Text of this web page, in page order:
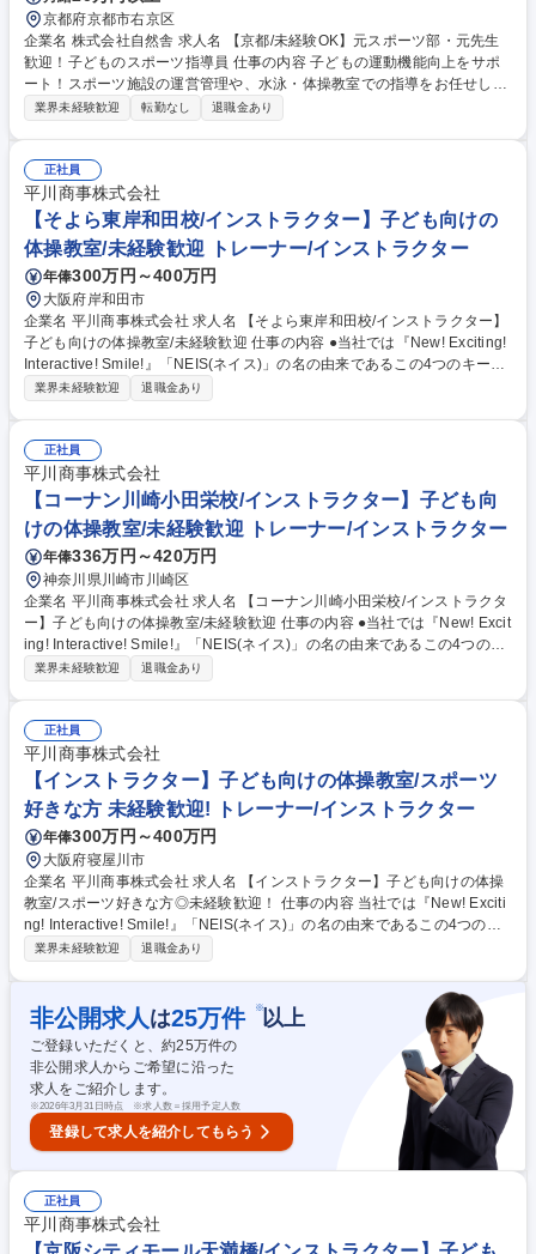
京都府京都市右京区
企業名 株式会社自然舎 求人名 【京都/未経験OK】元スポーツ部・元先生
歓迎！子どものスポーツ指導員 仕事の内容 子どもの運動機能向上をサポ
ート！スポーツ施設の運営管理や、水泳・体操教室での指導をお任せしま
す。体を動かしながら、子ども達の「できた！」を一緒に喜ぶ、やりがい
体操教室（マット・跳び箱・鉄棒）で、見本を見せたり、安全に技ができ
るよう補助も行います。一日中、体を動かすアクティブな業務です。 【業
務内容変更の範囲】なし 募集職種 【京都/未経験OK】元スポーツ部・元先
生歓迎！子どものスポーツ指導員
業界未経験歓迎 転勤なし 退職金あり
正社員
平川商事株式会社
【そよら東岸和田校/インストラクター】子ども向けの
体操教室/未経験歓迎 トレーナー/インストラクター
年俸300万円～400万円
大阪府岸和田市
企業名 平川商事株式会社 求人名 【そよら東岸和田校/インストラクター】
子ども向けの体操教室/未経験歓迎 仕事の内容 ●当社では『New! Exciting!
Interactive! Smile!』「NEIS(ネイス)」の名の由来であるこの4つのキーワ
ードを合言葉に、心と体の健康作りのお手伝いをしております。 【具体的
ンとした体操教室で、指導から教室運営まで幅広く活躍することができま
す。ネイス本部の研修プログラムがあるので、未経験の方でも無理なく業
務が覚えられる環境です。 募集職種 【そよら東岸和田校/インストラクタ
ー】子ども向けの体操教室/未経験歓迎
業界未経験歓迎 退職金あり
正社員
平川商事株式会社
【コーナン川崎小田栄校/インストラクター】子ども向
けの体操教室/未経験歓迎 トレーナー/インストラクター
年俸336万円～420万円
神奈川県川崎市川崎区
企業名 平川商事株式会社 求人名 【コーナン川崎小田栄校/インストラクタ
ー】子ども向けの体操教室/未経験歓迎 仕事の内容 ●当社では『New! Excit
ing! Interactive! Smile!』「NEIS(ネイス)」の名の由来であるこの4つのキ
ーワードを合言葉に、心と体の健康作りのお手伝いをしております。 【具
メインとした体操教室で、指導から教室運営まで幅広く活躍することがで
きます。ネイス本部の研修プログラムがあるので、未経験の方でも無理な
く業務が覚えられる環境です。 募集職種 【コーナン川崎小田栄校/インス
トラクター】子ども向けの体操教室/未経験歓迎
業界未経験歓迎 退職金あり
正社員
平川商事株式会社
【インストラクター】子ども向けの体操教室/スポーツ
好きな方 未経験歓迎! トレーナー/インストラクター
年俸300万円～400万円
大阪府寝屋川市
企業名 平川商事株式会社 求人名 【インストラクター】子ども向けの体操
教室/スポーツ好きな方◎未経験歓迎！ 仕事の内容 当社では『New! Exciti
ng! Interactive! Smile!』「NEIS(ネイス)」の名の由来であるこの4つのキ
ーワードを合言葉に、心と体の健康作りのお手伝いをしております！ 【具
の運営・管理 ■スタッフの管理や人材育成 ★幼児から小学生までの児童を
メインとした体操教室で、指導から教室運営まで幅広く活躍することがで
きます。ネイス本部の研修プログラムがあるので、未経験の方でも無理な
く業務が覚えられる環境です。 募集職種 【インストラクター】子ども向
けの体操教室/スポーツ好きな方◎未経験歓迎！
業界未経験歓迎 退職金あり
非公開求人 は25万件 ※以上
ご登録いただくと、約25万件の
非公開求人からご希望に沿った
求人をご紹介します。
※2026年3月31日時点 ※求人数＝採用予定人数
登録して求人を紹介してもらう
正社員
平川商事株式会社